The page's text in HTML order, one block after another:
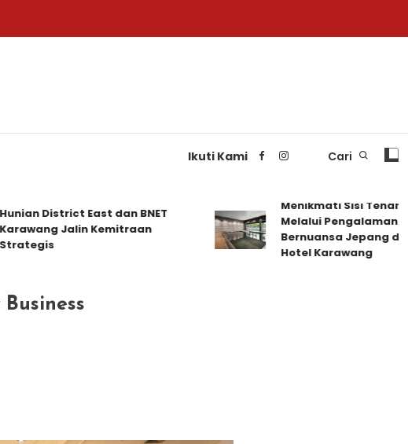
Ikuti Kami Cari
District East dan BNET
Jalin Kemitraan
Menikmati Sisi Tenang
Melalui Pengalaman
Bernuansa Jepang di
Hotel Karawang